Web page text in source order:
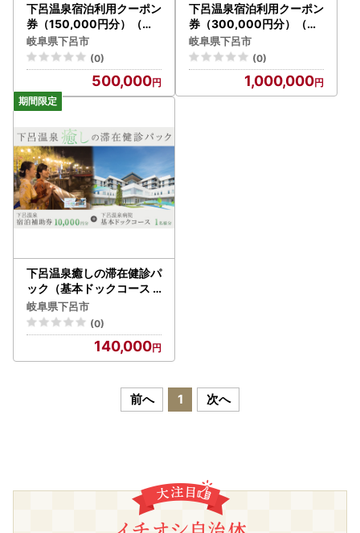
下呂温泉宿泊利用クーポン
券（150,000円分）（有
効期限 発行日より3年間）
【a001-6】
岐阜県下呂市
(0)
500,000
下呂温泉宿泊利用クーポン
券（300,000円分）（有
効期限 発行日より3年間）
【a001-7】
岐阜県下呂市
(0)
1,000,000
下呂温泉癒しの滞在健診パ
ック（基本ドックコース 1
名様分と下呂温泉宿泊補助
券 1万円分）スタンダード
コース【岐阜県立下呂温泉
病院 総合健診センター】
【118-1】
岐阜県下呂市
(0)
140,000
前へ 1 次へ